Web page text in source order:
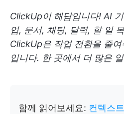
ClickUp이 해답입니다! AI
업, 문서, 채팅, 달력, 할 일
ClickUp은 작업 전환을 줄
입니다. 한 곳에서 더 많은
함께 읽어보세요: 컨텍스